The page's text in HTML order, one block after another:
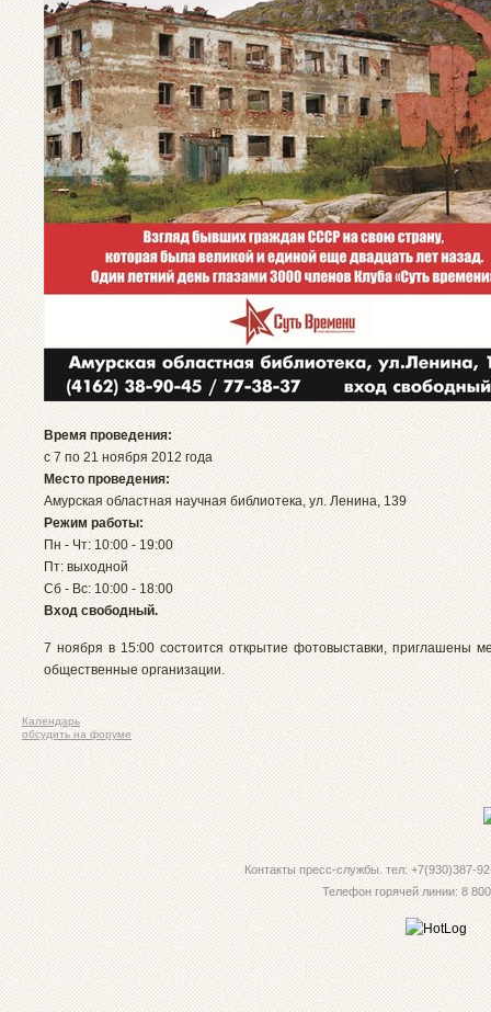
Время проведения:
с 7 по 21 ноября 2012 года
Место проведения:
Амурская областная научная библиотека, ул. Ленина, 139
Режим работы:
Пн - Чт: 10:00 - 19:00
Пт: выходной
Сб - Вс: 10:00 - 18:00
Вход свободный.
7 ноября в 15:00 состоится открытие фотовыставки, приглашены
общественные организации.
Календарь
обсудить на форуме
Контакты пресс-службы. тел: +7(930)387-
Телефон горячей линии: 8